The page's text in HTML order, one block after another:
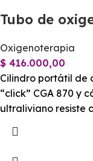
Tubo de
Oxigenoterapia
$ 416.000,00
Cilindro portátil de
“click” CGA 870 y
ultraliviano resiste